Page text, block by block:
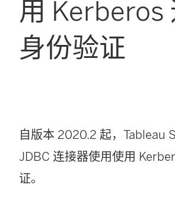
用 Kerberos
身份验证
自版本 2020.2 起，Tableau
JDBC 连接器使用使用
证。